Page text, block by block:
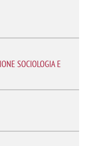
SOCIOLOGIA E